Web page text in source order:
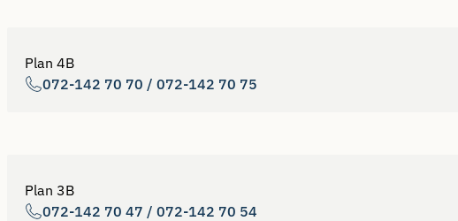
Plan 4B
072-142 70 70 / 072-142 70 75
Plan 3B
072-142 70 47 / 072-142 70 54